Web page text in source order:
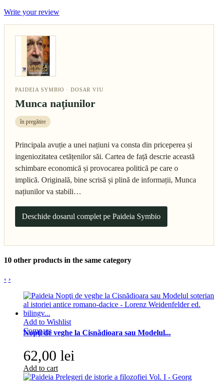
Write your review
PAIDEIA SYMBIO · DOSAR VIU
Munca naţiunilor
în pregătire
Principala avuție a unei națiuni va consta din priceperea și
ingeniozitatea cetățenilor săi. Cartea de față descrie această
schimbare economică și provocarea politică pe care o
implică. Originală, bine scrisă și plină de informații, Munca
națiunilor va stabili…
Deschide dosarul complet pe Paideia Symbio
10 other products in the same category
‹ ›
Add to Wishlist
Compare
Nopţi de veghe la Cisnădioara sau Modelul...
62,00 lei
Add to cart